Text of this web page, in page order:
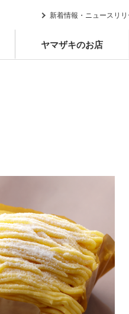
新着情報・ニュースリリ
ヤマザキのお店